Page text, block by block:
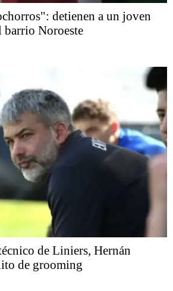
detienen a un joven
barrio Noroeste
de Liniers, Hernán
de grooming